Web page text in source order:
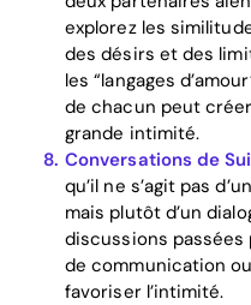
explorez les
des désirs et des
les “langages
de chacun peut
grande intimité.
Conversations de
qu’il ne s’agit pas
mais plutôt d’un
discussions passées
de communication
favoriser l’intimité.